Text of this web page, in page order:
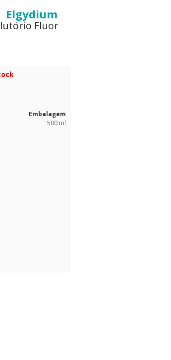
Elgydium
Fluor
Embalagem
500 ml